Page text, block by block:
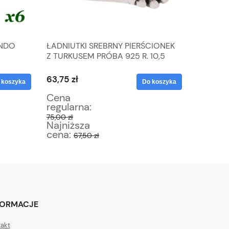
koszyka
ŁADNIUTKI SREBRNY PIERŚCIONEK
Z TURKUSEM PRÓBA 925 R. 10,5
63,75 zł
Cena
regularna:
75,00 zł
Najniższa
cena: 67,50 zł
Do koszyka